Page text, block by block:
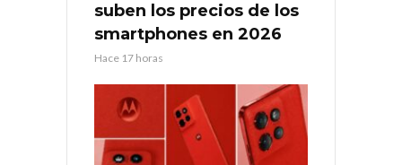
suben los precios de los
smartphones en 2026
Hace 17 horas